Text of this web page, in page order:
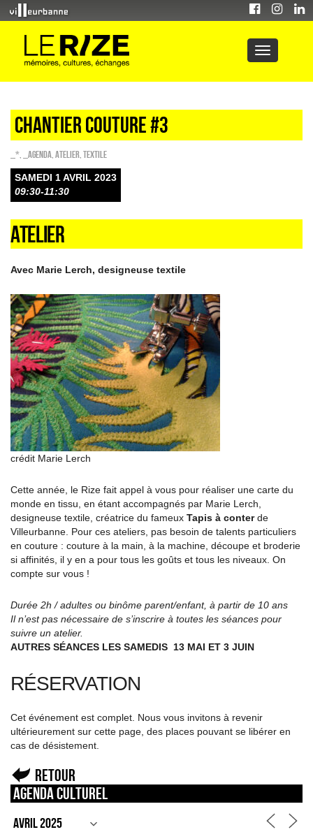
CHANTIER COUTURE #3
_* _Agenda Atelier Textile
SAMEDI 1 AVRIL 2023
09:30-11:30
ATELIER
Avec Marie Lerch, designeuse textile
crédit Marie Lerch
Cette année, le Rize fait appel à vous pour réaliser une carte du
monde en tissu, en étant accompagnés par Marie Lerch,
designeuse textile, créatrice du fameux Tapis à conterde
Villeurbanne. Pour ces ateliers, pas besoin de talents particuliers
en couture : couture à la main, à la machine, découpe et broderie
si affinités, il y en a pour tous les goûts et tous les niveaux. On
compte sur vous !
Durée 2h / adultes ou binôme parent/enfant, à partir de 10 ans
Il n’est pas nécessaire de s’inscrire à toutes les séances pour
suivre un atelier.
AUTRES SÉANCES LES SAMEDIS 13 MAI ET 3 JUIN
RÉSERVATION
Cet événement est complet. Nous vous invitons à revenir
ultérieurement sur cette page, des places pouvant se libérer en
cas de désistement.
Retour
Agenda culturel